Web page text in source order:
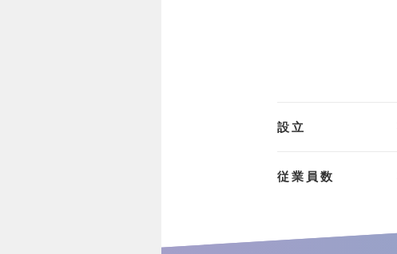
設立
従業員数